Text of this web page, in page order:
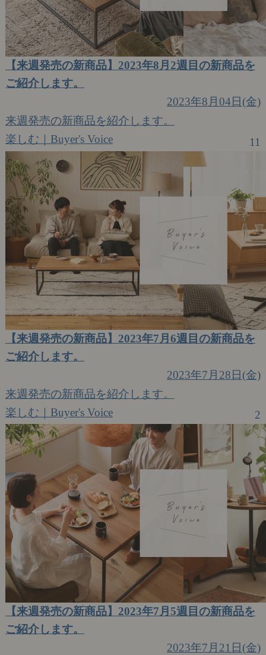
【来週発売の新商品】2023年8月2週目の新商品を
ご紹介します。
2023年8月04日(金)
来週発売の新商品を紹介します。
楽しむ｜Buyer's Voice
11
【来週発売の新商品】2023年7月6週目の新商品を
ご紹介します。
2023年7月28日(金)
来週発売の新商品を紹介します。
楽しむ｜Buyer's Voice
2
【来週発売の新商品】2023年7月5週目の新商品を
ご紹介します。
2023年7月21日(金)